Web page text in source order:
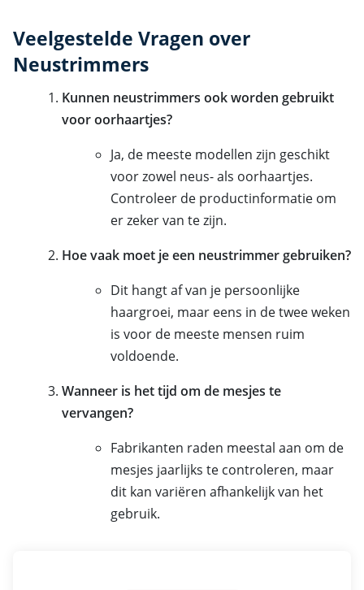
Veelgestelde Vragen over
Neustrimmers
Kunnen neustrimmers ook worden gebruikt
voor oorhaartjes?
Ja, de meeste modellen zijn geschikt
voor zowel neus- als oorhaartjes.
Controleer de productinformatie om
er zeker van te zijn.
Hoe vaak moet je een neustrimmer gebruiken?
Dit hangt af van je persoonlijke
haargroei, maar eens in de twee weken
is voor de meeste mensen ruim
voldoende.
Wanneer is het tijd om de mesjes te
vervangen?
Fabrikanten raden meestal aan om de
mesjes jaarlijks te controleren, maar
dit kan variëren afhankelijk van het
gebruik.